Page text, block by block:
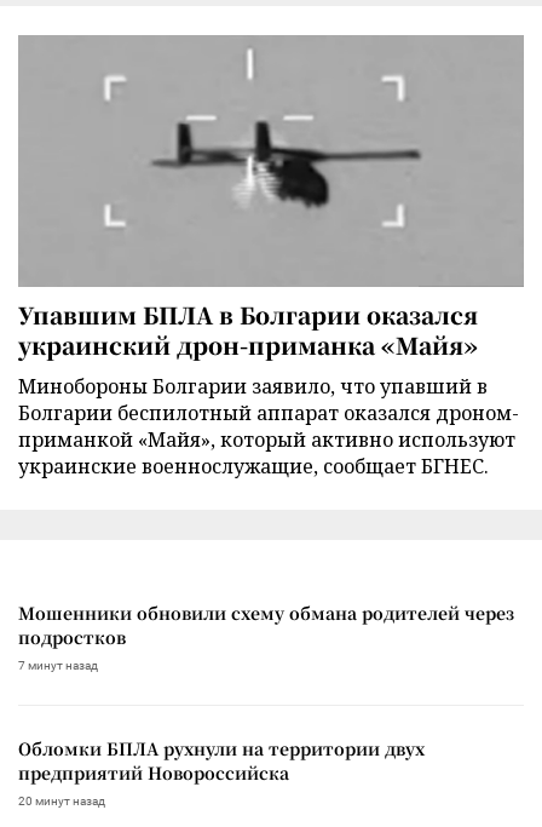
Упавшим БПЛА в Болгарии оказался
украинский дрон-приманка «Майя»
Минобороны Болгарии заявило, что упавший в
Болгарии беспилотный аппарат оказался дроном-
приманкой «Майя», который активно используют
украинские военнослужащие, сообщает БГНЕС.
Мошенники обновили схему обмана родителей через
подростков
7 минут назад
Обломки БПЛА рухнули на территории двух
предприятий Новороссийска
20 минут назад